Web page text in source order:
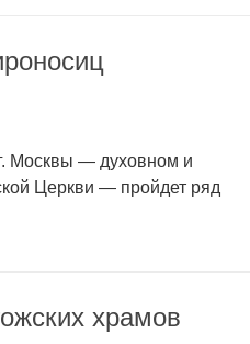
Москвы — духовном и
Церкви — пройдет ряд
храмов